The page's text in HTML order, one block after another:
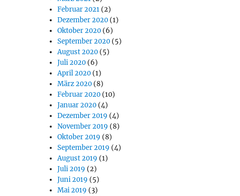
Februar 2021 (2)
Dezember 2020 (1)
Oktober 2020 (6)
September 2020 (5)
August 2020 (5)
Juli 2020 (6)
April 2020 (1)
März 2020 (8)
Februar 2020 (10)
Januar 2020 (4)
Dezember 2019 (4)
November 2019 (8)
Oktober 2019 (8)
September 2019 (4)
August 2019 (1)
Juli 2019 (2)
Juni 2019 (5)
Mai 2019 (3)